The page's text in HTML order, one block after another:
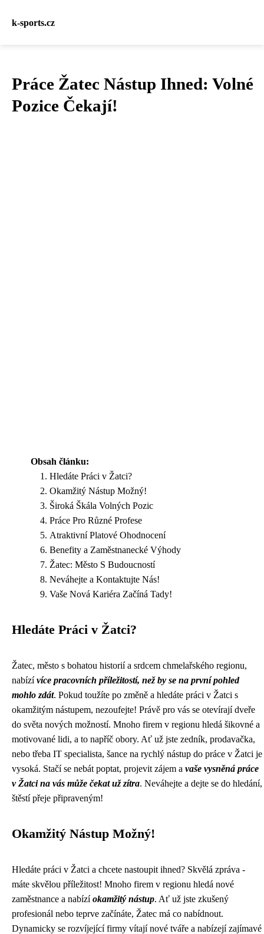
k-sports.cz
Práce Žatec Nástup Ihned: Volné
Pozice Čekají!
Obsah článku:
Hledáte Práci v Žatci?
Okamžitý Nástup Možný!
Široká Škála Volných Pozic
Práce Pro Různé Profese
Atraktivní Platové Ohodnocení
Benefity a Zaměstnanecké Výhody
Žatec: Město S Budoucností
Neváhejte a Kontaktujte Nás!
Vaše Nová Kariéra Začíná Tady!
Hledáte Práci v Žatci?
Žatec, město s bohatou historií a srdcem chmelařského regionu,
nabízívíce pracovních příležitostí, než by se na první pohled
mohlo zdát. Pokud toužíte po změně a hledáte práci v Žatci s
okamžitým nástupem, nezoufejte! Právě pro vás se otevírají dveře
do světa nových možností. Mnoho firem v regionu hledá šikovné a
motivované lidi, a to napříč obory. Ať už jste zedník, prodavačka,
nebo třeba IT specialista, šance na rychlý nástup do práce v Žatci je
vysoká. Stačí se nebát poptat, projevit zájem a vaše vysněná práce
v Žatci na vás může čekat už zítra. Neváhejte a dejte se do hledání,
štěstí přeje připraveným!
Okamžitý Nástup Možný!
Hledáte práci v Žatci a chcete nastoupit ihned? Skvělá zpráva -
máte skvělou příležitost! Mnoho firem v regionu hledá nové
zaměstnance a nabízíokamžitý nástup. Ať už jste zkušený
profesionál nebo teprve začínáte, Žatec má co nabídnout.
Dynamicky se rozvíjející firmy vítají nové tváře a nabízejí zajímavé